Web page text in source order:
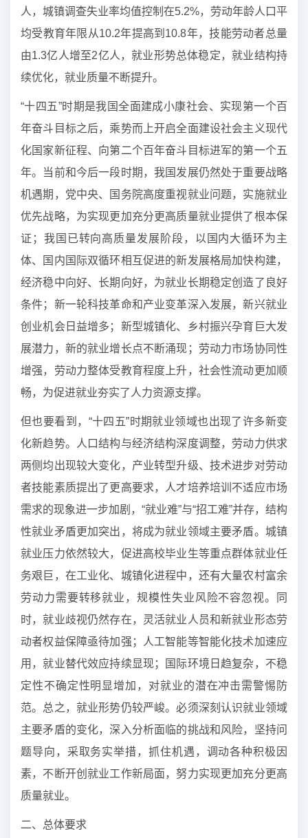
人，城镇调查失业率均值控制在5.2%，劳动年龄人口平
均受教育年限从10.2年提高到10.8年，技能劳动者总量
由1.3亿人增至2亿人，就业形势总体稳定，就业结构持
续优化，就业质量不断提升。
“十四五”时期是我国全面建成小康社会、实现第一个百
年奋斗目标之后，乘势而上开启全面建设社会主义现代
化国家新征程、向第二个百年奋斗目标进军的第一个五
年。当前和今后一段时期，我国发展仍然处于重要战略
机遇期，党中央、国务院高度重视就业问题，实施就业
优先战略，为实现更加充分更高质量就业提供了根本保
证；我国已转向高质量发展阶段，以国内大循环为主
体、国内国际双循环相互促进的新发展格局加快构建，
经济稳中向好、长期向好，为就业长期稳定创造了良好
条件；新一轮科技革命和产业变革深入发展，新兴就业
创业机会日益增多；新型城镇化、乡村振兴孕育巨大发
展潜力，新的就业增长点不断涌现；劳动力市场协同性
增强，劳动力整体受教育程度上升，社会性流动更加顺
畅，为促进就业夯实了人力资源支撑。
但也要看到，“十四五”时期就业领域也出现了许多新变
化新趋势。人口结构与经济结构深度调整，劳动力供求
两侧均出现较大变化，产业转型升级、技术进步对劳动
者技能素质提出了更高要求，人才培养培训不适应市场
需求的现象进一步加剧，“就业难”与“招工难”并存，结构
性就业矛盾更加突出，将成为就业领域主要矛盾。城镇
就业压力依然较大，促进高校毕业生等重点群体就业任
务艰巨，在工业化、城镇化进程中，还有大量农村富余
劳动力需要转移就业，规模性失业风险不容忽视。同
时，就业歧视仍然存在，灵活就业人员和新就业形态劳
动者权益保障亟待加强；人工智能等智能化技术加速应
用，就业替代效应持续显现；国际环境日趋复杂，不稳
定性不确定性明显增加，对就业的潜在冲击需警惕防
范。总之，就业形势仍较严峻。必须深刻认识就业领域
主要矛盾的变化，深入分析面临的挑战和风险，坚持问
题导向，采取务实举措，抓住机遇，调动各种积极因
素，不断开创就业工作新局面，努力实现更加充分更高
质量就业。
二、总体要求